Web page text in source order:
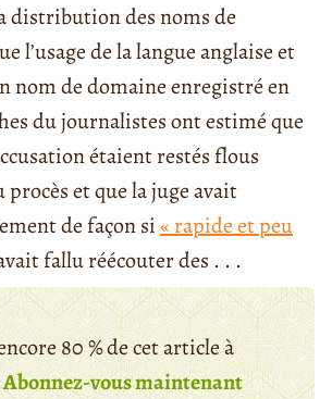
distribution des noms de
l’usage de la langue anglaise et
nom de domaine enregistré en
du journalistes ont estimé que
étaient restés flous
procès et que la juge avait
de façon si« rapide et peu
fallu réécouter des . . .
80 % de cet article à
Abonnez-vous maintenant